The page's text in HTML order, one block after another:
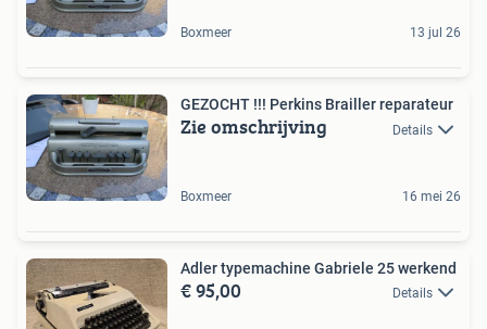
Boxmeer 13 jul 26
GEZOCHT !!! Perkins Brailler reparateur
Zie omschrijving Details
Boxmeer 16 mei 26
Adler typemachine Gabriele 25 werkend
€ 95,00 Details